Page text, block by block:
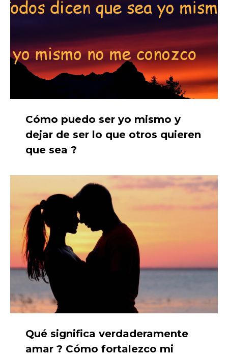
Cómo puedo ser yo mismo y
dejar de ser lo que otros quieren
que sea ?
Qué significa verdaderamente
amar ? Cómo fortalezco mi